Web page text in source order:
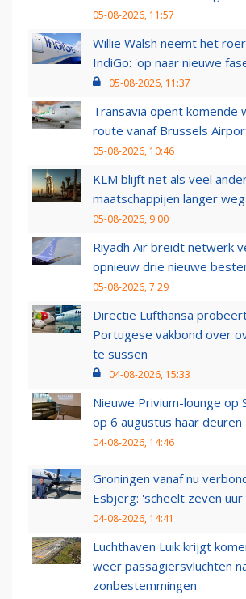
05-08-2026, 11:57
Willie Walsh neemt het
IndiGo: 'op naar nieuwe
05-08-2026, 11:37
Transavia opent komende
route vanaf Brussels
05-08-2026, 10:46
KLM blijft net als veel
maatschappijen langer
05-08-2026, 9:00
Riyadh Air breidt netwerk
opnieuw drie nieuwe
05-08-2026, 7:29
Directie Lufthansa
Portugese vakbond over
te sussen
04-08-2026, 15:33
Nieuwe Privium-lounge op
op 6 augustus haar deuren
04-08-2026, 14:46
Groningen vanaf nu
Esbjerg: 'scheelt zeven
04-08-2026, 14:41
Luchthaven Luik krijgt
weer passagiersvluchten
zonbestemmingen